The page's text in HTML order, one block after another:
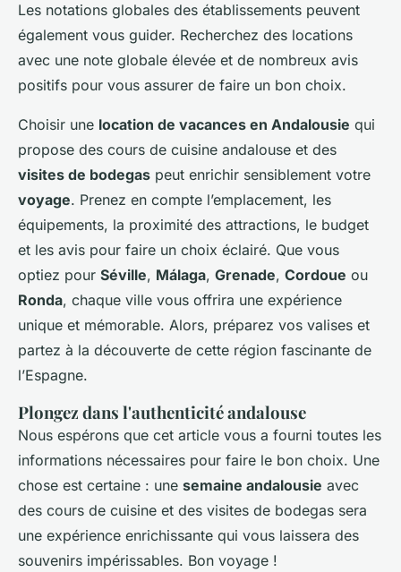
Les notations globales des établissements peuvent
également vous guider. Recherchez des locations
avec une note globale élevée et de nombreux avis
positifs pour vous assurer de faire un bon choix.
Choisir une location de vacances en Andalousie qui
propose des cours de cuisine andalouse et des
visites de bodegas peut enrichir sensiblement votre
voyage. Prenez en compte l’emplacement, les
équipements, la proximité des attractions, le budget
et les avis pour faire un choix éclairé. Que vous
optiez pour Séville, Málaga, Grenade, Cordoue ou
Ronda, chaque ville vous offrira une expérience
unique et mémorable. Alors, préparez vos valises et
partez à la découverte de cette région fascinante de
l’Espagne.
Plongez dans l'authenticité andalouse
Nous espérons que cet article vous a fourni toutes les
informations nécessaires pour faire le bon choix. Une
chose est certaine : une semaine andalousie avec
des cours de cuisine et des visites de bodegas sera
une expérience enrichissante qui vous laissera des
souvenirs impérissables. Bon voyage !